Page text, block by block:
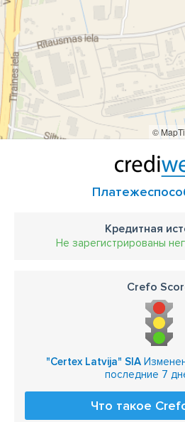
©
Кредитная
Не зарегистрированы
Crefo
"Certex Latvija" SIA
последние 7
Что такое